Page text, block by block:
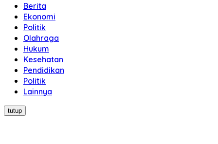
Berita
Ekonomi
Politik
Olahraga
Hukum
Kesehatan
Pendidikan
Politik
Lainnya
tutup